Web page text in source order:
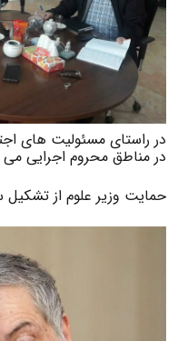
در راستای مسئولیت های
در مناطق محروم اجرایی
حمایت وزیر علوم از